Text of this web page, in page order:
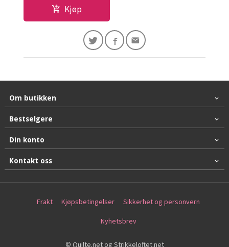
Kjøp
Om butikken
Bestselgere
Din konto
Kontakt oss
Frakt Kjøpsbetingelser Sikkerhet og personvern
Nyhetsbrev
© Quilte.net og Strikkeloftet.net